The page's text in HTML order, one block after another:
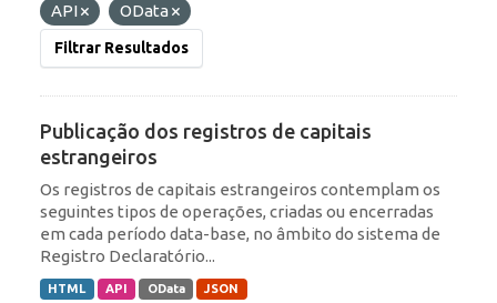
API
OData
Filtrar Resultados
Publicação dos registros de capitais
estrangeiros
Os registros de capitais estrangeiros contemplam os
seguintes tipos de operações, criadas ou encerradas
em cada período data-base, no âmbito do sistema de
Registro Declaratório...
HTML API OData JSON